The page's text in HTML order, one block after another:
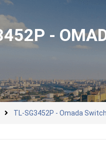
-
TL-SG3452P - Omada